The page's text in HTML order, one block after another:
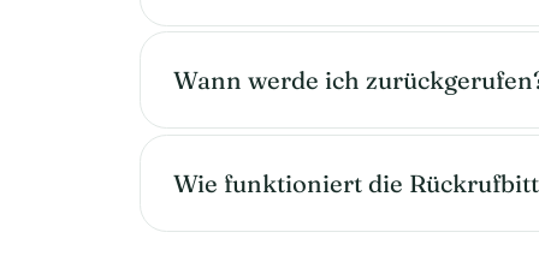
Wann werde ich
Wie funktioniert die